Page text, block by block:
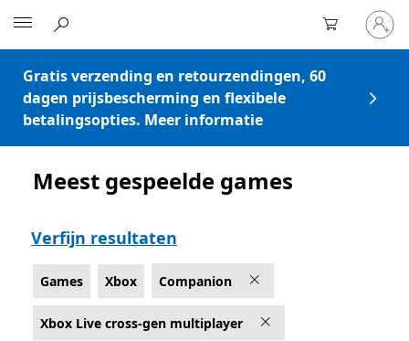
Meld
je
aan
account
Gratis verzending en retourzendingen, 60
dagen prijsbescherming en flexibele
betalingsopties. Meer informatie
Vermelding Microsoft.com
Meest gespeelde games
Verfijn resultaten
Games Xbox Companion
Xbox Live cross-gen multiplayer